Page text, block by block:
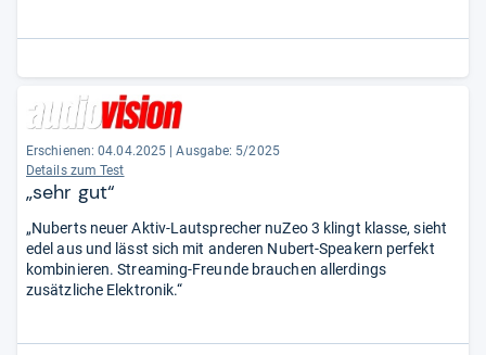
Erschienen: 04.04.2025 | Ausgabe: 5/2025
Details zum Test
„sehr gut“
„Nuberts neuer Aktiv-Lautsprecher nuZeo 3 klingt klasse, sieht
edel aus und lässt sich mit anderen Nubert-Speakern perfekt
kombinieren. Streaming-Freunde brauchen allerdings
zusätzliche Elektronik.“